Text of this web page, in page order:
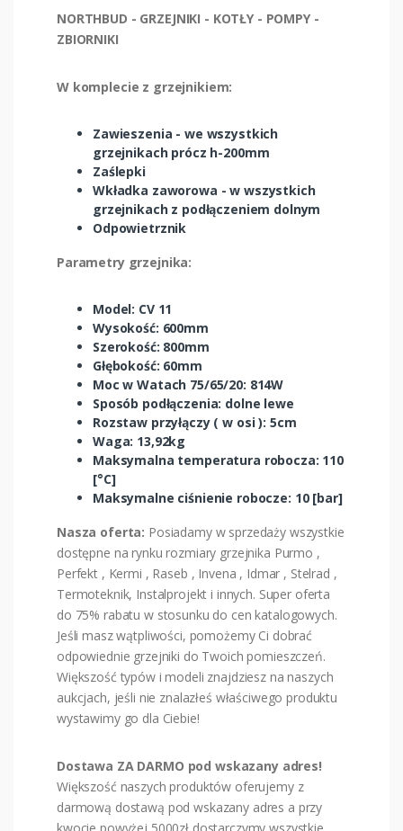
NORTHBUD - GRZEJNIKI - KOTŁY - POMPY -
ZBIORNIKI
W komplecie z grzejnikiem:
Zawieszenia - we wszystkich
grzejnikach prócz h-200mm
Zaślepki
Wkładka zaworowa - w wszystkich
grzejnikach z podłączeniem dolnym
Odpowietrznik
Parametry grzejnika:
Model: CV 11
Wysokość: 600mm
Szerokość: 800mm
Głębokość: 60mm
Moc w Watach 75/65/20: 814W
Sposób podłączenia: dolne lewe
Rozstaw przyłączy ( w osi ): 5cm
Waga: 13,92kg
Maksymalna temperatura robocza: 110
[°C]
Maksymalne ciśnienie robocze: 10 [bar]
Nasza oferta: Posiadamy w sprzedaży wszystkie
dostępne na rynku rozmiary grzejnika Purmo ,
Perfekt , Kermi , Raseb , Invena , Idmar , Stelrad ,
Termoteknik, Instalprojekt i innych. Super oferta
do 75% rabatu w stosunku do cen katalogowych.
Jeśli masz wątpliwości, pomożemy Ci dobrać
odpowiednie grzejniki do Twoich pomieszczeń.
Większość typów i modeli znajdziesz na naszych
aukcjach, jeśli nie znalazłeś właściwego produktu
wystawimy go dla Ciebie!
Dostawa ZA DARMO pod wskazany adres!
Większość naszych produktów oferujemy z
darmową dostawą pod wskazany adres a przy
kwocie powyżej 5000zł dostarczymy wszystkie